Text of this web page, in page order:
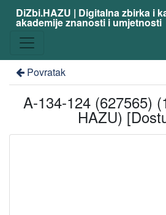
DiZbi.HAZU | Digitalna zbirka i
akademije znanosti i umjetnosti
Povratak
A-134-124 (627565)
HAZU)